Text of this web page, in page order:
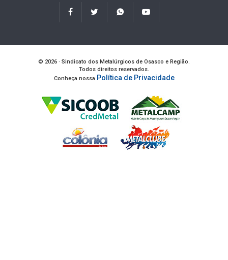
© 2026 · Sindicato dos Metalúrgicos de Osasco e Região.
Todos direitos reservados.
Conheça nossa Política de Privacidade